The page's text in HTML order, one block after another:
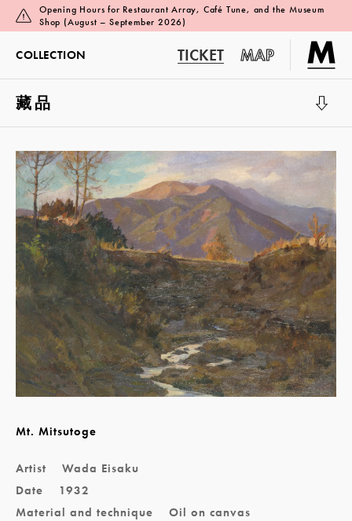
Opening Hours for Restaurant Array, Café Tune, and the Museum
Shop (August – September 2026)
COLLECTION TICKET MAP
藏品
Mt. Mitsutoge
Artist
Wada Eisaku
Date
1932
Material and technique
Oil on canvas